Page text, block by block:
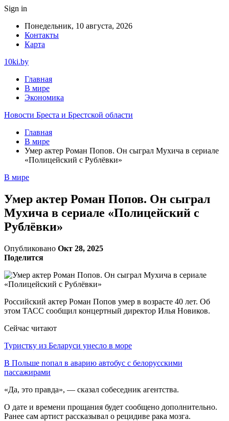
Sign in
Понедельник, 10 августа, 2026
Контакты
Карта
10ki.by
Главная
В мире
Экономика
Новости Бреста и Брестской области
Главная
В мире
Умер актер Роман Попов. Он сыграл Мухича в сериале
«Полицейский с Рублёвки»
В мире
Умер актер Роман Попов. Он сыграл
Мухича в сериале «Полицейский с
Рублёвки»
Опубликовано Окт 28, 2025
Поделится
Российский актер Роман Попов умер в возрасте 40 лет. Об
этом ТАСС сообщил концертный директор Илья Новиков.
Сейчас читают
Туристку из Беларуси унесло в море
В Польше попал в аварию автобус с белорусскими
пассажирами
«Да, это правда», — сказал собеседник агентства.
О дате и времени прощания будет сообщено дополнительно.
Ранее сам артист рассказывал о рецидиве рака мозга.